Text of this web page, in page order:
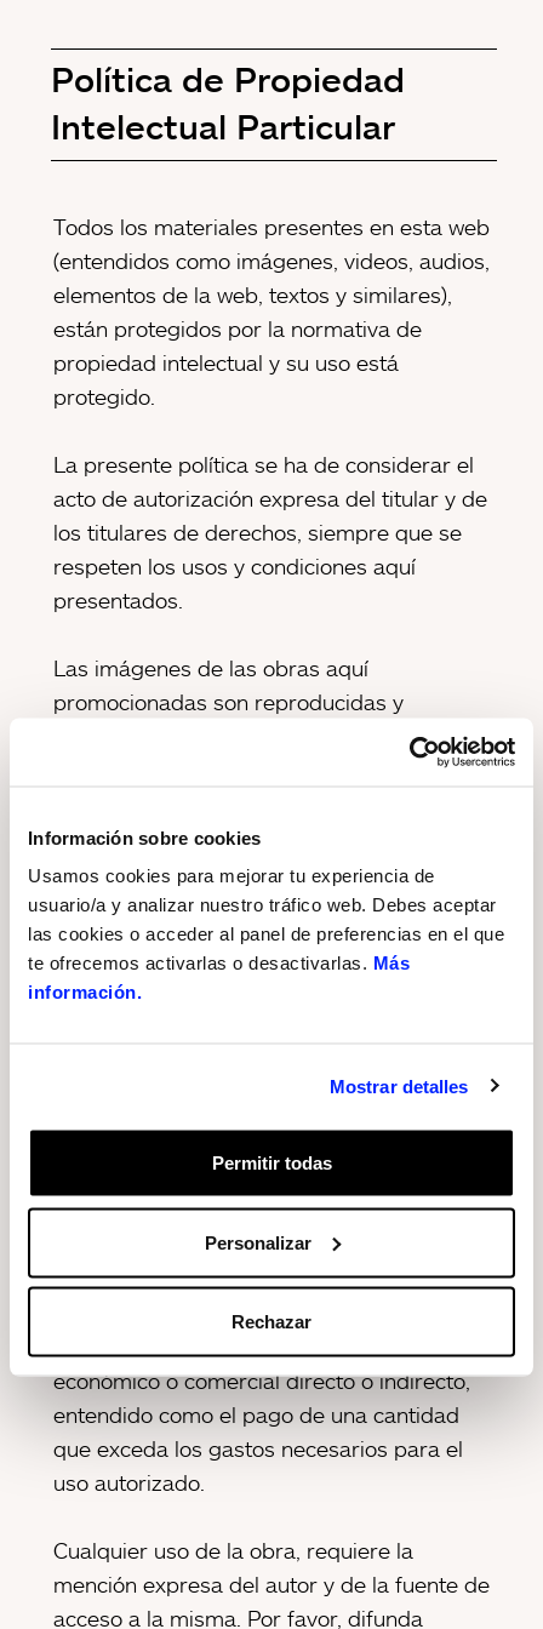
Información sobre cookies
Usamos cookies para mejorar tu experiencia de
usuario/a y analizar nuestro tráfico web. Debes aceptar
las cookies o acceder al panel de preferencias en el que
te ofrecemos activarlas o desactivarlas. Más
información.
Mostrar detalles
Permitir todas
Personalizar
Rechazar
Política de Propiedad
Intelectual Particular
Todos los materiales presentes en esta web
(entendidos como imágenes, videos, audios,
elementos de la web, textos y similares),
están protegidos por la normativa de
propiedad intelectual y su uso está
protegido.
La presente política se ha de considerar el
acto de autorización expresa del titular y de
los titulares de derechos, siempre que se
respeten los usos y condiciones aquí
presentados.
Las imágenes de las obras aquí
promocionadas son reproducidas y
correspondiente autorización del autor y
explotación.
La presencia en esta web de las obras, no
supone una cesión ilimitada de las obras a
los usuarios de la misma.
las obras y su comunicación pública
prensa al público en general. La presente
autorización no genera derechos sobre los
Los usos permitidos están condicionados a
económico o comercial directo o indirecto,
entendido como el pago de una cantidad
que exceda los gastos necesarios para el
uso autorizado.
Cualquier uso de la obra, requiere la
mención expresa del autor y de la fuente de
acceso a la misma. Por favor, difunda